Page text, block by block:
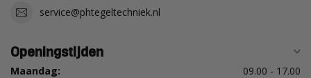
service@phtegeltechniek.nl
Openingstijden
Maandag:
09.00 - 17.00